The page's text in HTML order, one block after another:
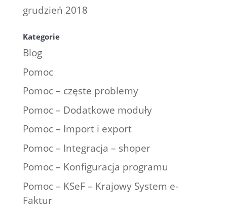
grudzień 2018
Kategorie
Blog
Pomoc
Pomoc – częste problemy
Pomoc – Dodatkowe moduły
Pomoc – Import i export
Pomoc – Integracja – shoper
Pomoc – Konfiguracja programu
Pomoc – KSeF – Krajowy System e-
Faktur